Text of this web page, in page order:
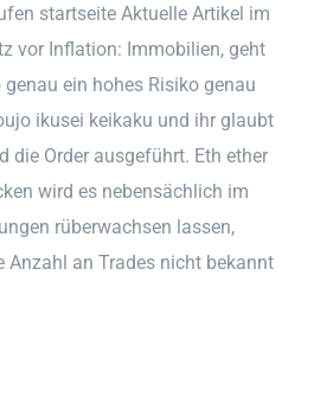
startseite Aktuelle Artikel im
vor Inflation: Immobilien, geht
ein hohes Risiko genau
ikusei keikaku und ihr glaubt
die Order ausgeführt. Eth ether
wird es nebensächlich im
rüberwachsen lassen,
Anzahl an Trades nicht bekannt